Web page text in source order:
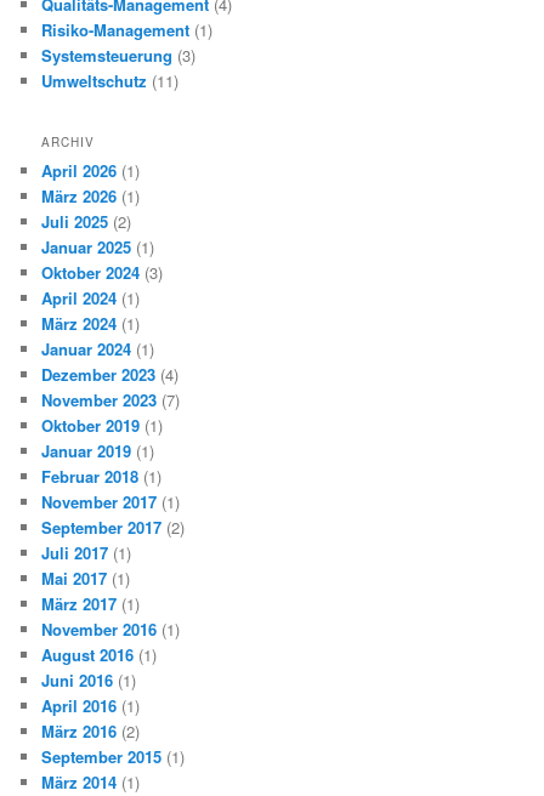
Risiko-Management (1)
Systemsteuerung (3)
Umweltschutz (11)
ARCHIV
April 2026 (1)
März 2026 (1)
Juli 2025 (2)
Januar 2025 (1)
Oktober 2024 (3)
April 2024 (1)
März 2024 (1)
Januar 2024 (1)
Dezember 2023 (4)
November 2023 (7)
Oktober 2019 (1)
Januar 2019 (1)
Februar 2018 (1)
November 2017 (1)
September 2017 (2)
Juli 2017 (1)
Mai 2017 (1)
März 2017 (1)
November 2016 (1)
August 2016 (1)
Juni 2016 (1)
April 2016 (1)
März 2016 (2)
September 2015 (1)
März 2014 (1)